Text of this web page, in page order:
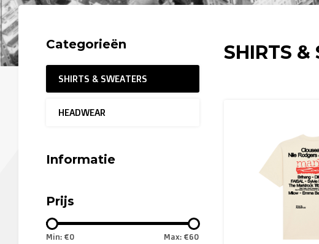
Categorieën
SHIRTS & SWEATERS
HEADWEAR
Informatie
Prijs
Min: €0 Max: €60
SHIRTS &